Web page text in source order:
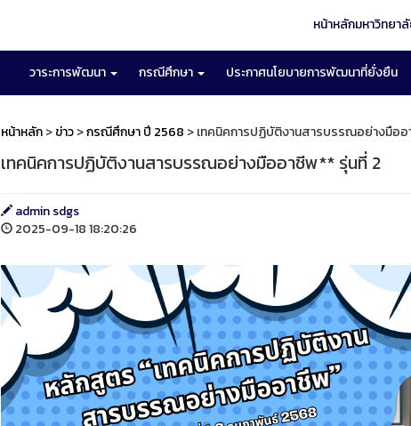
หน้าหลักมหาวิทยา
วาระการพัฒนา กรณีศึกษา ประกาศนโยบายการพัฒนาที่ยั่งยืน
หน้าหลัก>ข่าว>กรณีศึกษา ปี 2568 > เทคนิคการปฏิบัติงานสารบรรณอย่างมืออ
เทคนิคการปฏิบัติงานสารบรรณอย่างมืออาชีพ** รุ่นที่ 2
admin sdgs
2025-09-18 18:20:26